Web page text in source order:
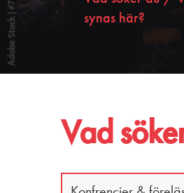
synas här?
Vad